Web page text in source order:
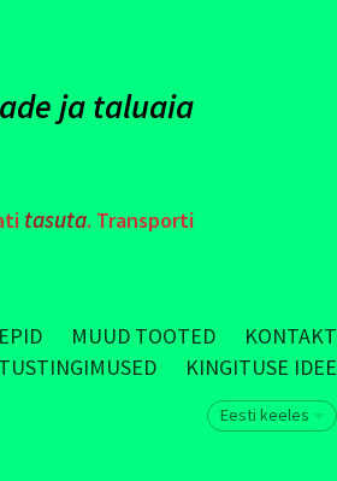
ja taluaia
tasuta. Transporti
MUUD TOOTED
KONTAKT
KINGITUSE IDEE
Eesti keeles